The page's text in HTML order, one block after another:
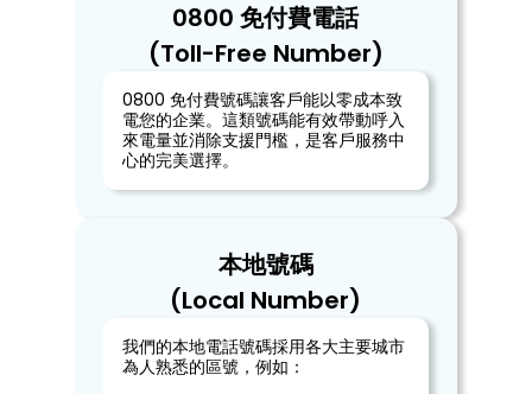
0800 免付費電話
(Toll-Free Number)
0800 免付費號碼讓客戶能以零成本致
電您的企業。這類號碼能有效帶動呼入
來電量並消除支援門檻，是客戶服務中
心的完美選擇。
本地號碼
(Local Number)
我們的本地電話號碼採用各大主要城市
為人熟悉的區號，例如：